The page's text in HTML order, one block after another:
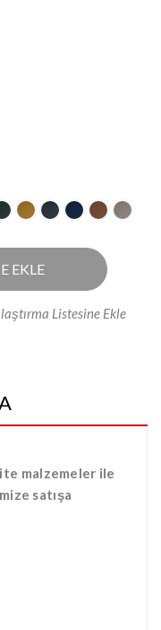
EKLE
Listesine Ekle
malzemeler ile
satışa